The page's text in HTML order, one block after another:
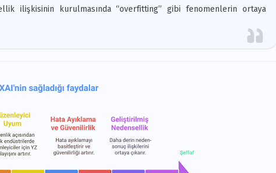
ilişkisinin kurulmasında “overfitting” gibi fenomenlerin ortaya